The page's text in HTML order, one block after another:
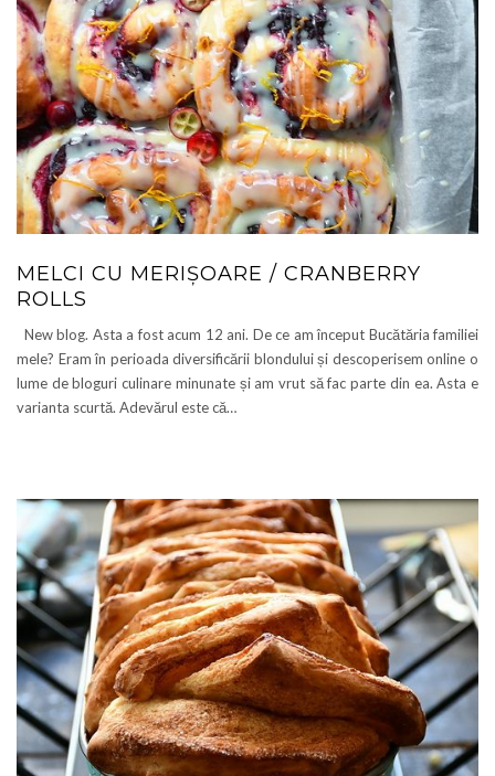
MELCI CU MERIȘOARE / CRANBERRY
ROLLS
New blog. Asta a fost acum 12 ani. De ce am început Bucătăria familiei
mele? Eram în perioada diversificării blondului și descoperisem online o
lume de bloguri culinare minunate și am vrut să fac parte din ea. Asta e
varianta scurtă. Adevărul este că…